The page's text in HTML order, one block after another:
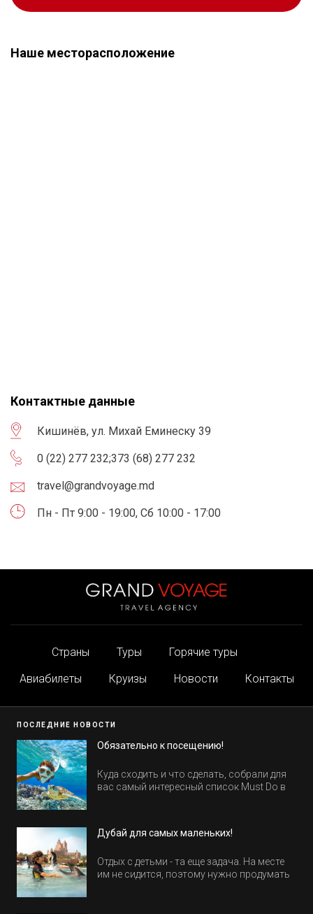
Наше месторасположение
Контактные данные
Кишинёв, ул. Михай Еминеску 39
0 (22) 277 232;373 (68) 277 232
travel@grandvoyage.md
Пн - Пт 9:00 - 19:00, Сб 10:00 - 17:00
Страны Туры
Горячие туры
Авиабилеты
Круизы Новости Контакты
ПОСЛЕДНИЕ НОВОСТИ
Обязательно к посещению!
Куда сходить и что сделать, собрали для
вас самый интересный список Must Do в
Дубай для самых маленьких!
Отдых с детьми - та еще задача. На месте
им не сидится, поэтому нужно продумать